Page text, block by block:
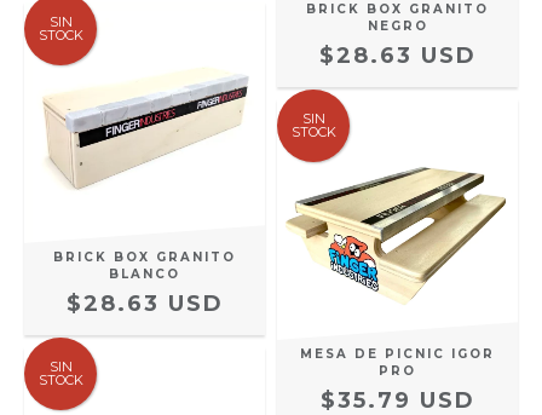
BRICK BOX GRANITO
NEGRO
$28.63 USD
SIN
STOCK
BRICK BOX GRANITO
BLANCO
$28.63 USD
SIN
STOCK
MESA DE PICNIC IGOR
PRO
$35.79 USD
SIN
STOCK